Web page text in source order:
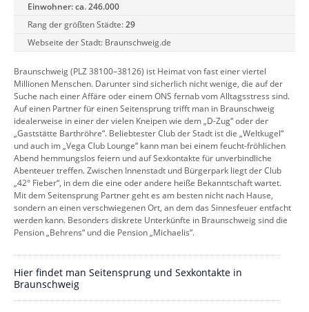
Einwohner: ca. 246.000
Rang der größten Städte:29
Webseite der Stadt: Braunschweig.de
Braunschweig (PLZ 38100–38126) ist Heimat von fast einer viertel
Millionen Menschen. Darunter sind sicherlich nicht wenige, die auf der
Suche nach einer Affäre oder einem ONS fernab vom Alltagsstress sind.
Auf einen Partner für einen Seitensprung trifft man in Braunschweig
idealerweise in einer der vielen Kneipen wie dem „D-Zug“ oder der
„Gaststätte Barthröhre“. Beliebtester Club der Stadt ist die „Weltkugel“
und auch im „Vega Club Lounge“ kann man bei einem feucht-fröhlichen
Abend hemmungslos feiern und auf Sexkontakte für unverbindliche
Abenteuer treffen. Zwischen Innenstadt und Bürgerpark liegt der Club
„42° Fieber“, in dem die eine oder andere heiße Bekanntschaft wartet.
Mit dem Seitensprung Partner geht es am besten nicht nach Hause,
sondern an einen verschwiegenen Ort, an dem das Sinnesfeuer entfacht
werden kann. Besonders diskrete Unterkünfte in Braunschweig sind die
Pension „Behrens“ und die Pension „Michaelis“.
Hier findet man Seitensprung und Sexkontakte in
Braunschweig